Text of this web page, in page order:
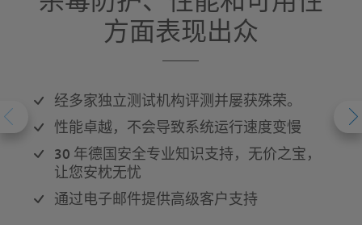
方面表现出众
经多家独立测试机构评测并屡获殊荣。
性能卓越，不会导致系统运行速度变慢
30 年德国安全专业知识支持 ，无价之宝，
让您安枕无忧
通过电子邮件提供高级客户支持